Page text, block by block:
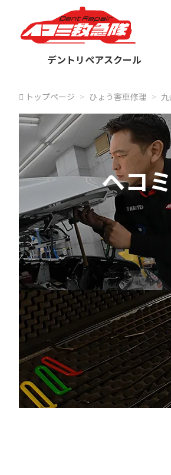
デントリペアスクール
トップページ ひょう害車修理 九
ヘコ